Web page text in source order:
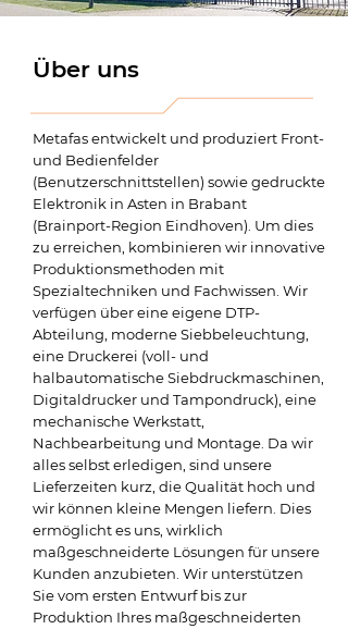
Über uns
Metafas entwickelt und produziert Front-
und Bedienfelder
(Benutzerschnittstellen) sowie gedruckte
Elektronik in Asten in Brabant
(Brainport-Region Eindhoven). Um dies
zu erreichen, kombinieren wir innovative
Produktionsmethoden mit
Spezialtechniken und Fachwissen. Wir
verfügen über eine eigene DTP-
Abteilung, moderne Siebbeleuchtung,
eine Druckerei (voll- und
halbautomatische Siebdruckmaschinen,
Digitaldrucker und Tampondruck), eine
mechanische Werkstatt,
Nachbearbeitung und Montage. Da wir
alles selbst erledigen, sind unsere
Lieferzeiten kurz, die Qualität hoch und
wir können kleine Mengen liefern. Dies
ermöglicht es uns, wirklich
maßgeschneiderte Lösungen für unsere
Kunden anzubieten. Wir unterstützen
Sie vom ersten Entwurf bis zur
Produktion Ihres maßgeschneiderten